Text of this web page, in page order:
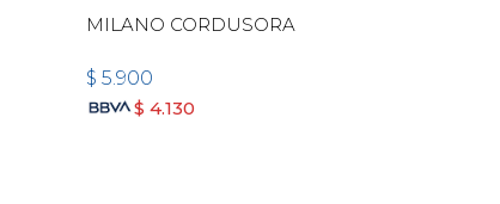
MILANO CORDUSORA
$ 5.900
$ 4.130